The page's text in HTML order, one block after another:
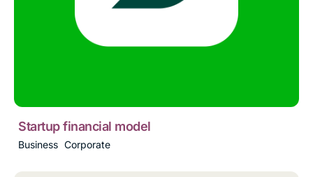
Startup financial model
Business Corporate